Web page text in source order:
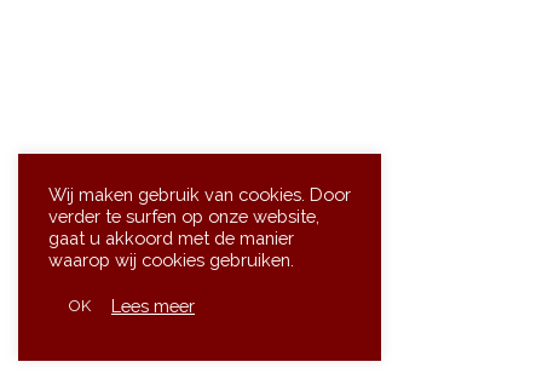
Wij maken gebruik van cookies. Door
verder te surfen op onze website,
gaat u akkoord met de manier
waarop wij cookies gebruiken.
OK Lees meer